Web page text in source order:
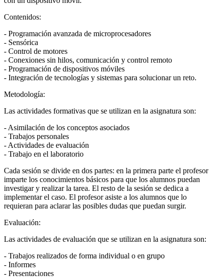
Contenidos:
- Programación avanzada de microprocesadores
- Sensórica
- Control de motores
- Conexiones sin hilos, comunicación y control remoto
- Programación de dispositivos móviles
- Integración de tecnologías y sistemas para solucionar un reto.
Metodología:
Las actividades formativas que se utilizan en la asignatura son:
- Asimilación de los conceptos asociados
- Trabajos personales
- Actividades de evaluación
- Trabajo en el laboratorio
Cada sesión se divide en dos partes: en la primera parte el profesor
imparte los conocimientos básicos para que los alumnos puedan
investigar y realizar la tarea. El resto de la sesión se dedica a
implementar el caso. El profesor asiste a los alumnos que lo
requieran para aclarar las posibles dudas que puedan surgir.
Evaluación:
Las actividades de evaluación que se utilizan en la asignatura son:
- Trabajos realizados de forma individual o en grupo
- Informes
- Presentaciones